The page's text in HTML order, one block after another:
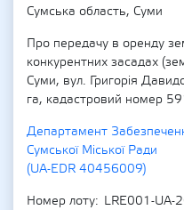
Сумська область, Суми
Про передачу в оренду
конкурентних засадах
Суми, вул. Григорія
га, кадастровий номер
Департамент
Сумської Міської Ради
(UA-EDR 40456009)
Номер лоту
LRE001-